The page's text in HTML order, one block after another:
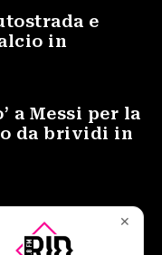
e
in
a Messi per la
da brividi in
✕